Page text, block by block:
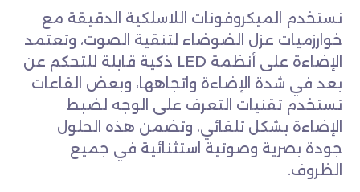
نستخدم الميكروفونات اللاسلكية الدقيقة مع
خوارزميات عزل الضوضاء لتنقية الصوت، وتعتمد
الإضاءة على أنظمة LED ذكية قابلة للتحكم عن
بعد في شدة الإضاءة واتجاهها، وبعض القاعات
تستخدم تقنيات التعرف على الوجه لضبط
الإضاءة بشكل تلقائي، وتضمن هذه الحلول
جودة بصرية وصوتية استثنائية في جميع
الظروف.